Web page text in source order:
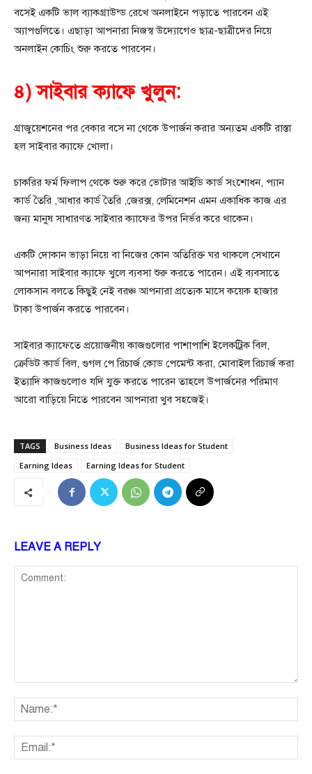
বসেই একটি ভাল ব্যাকগ্রাউন্ড রেখে অনলাইনে পড়াতে পারবেন এই
অ্যাপগুলিতে। এছাড়া আপনারা নিজস্ব উদ্যোগেও ছাত্র-ছাত্রীদের নিয়ে
অনলাইন কোচিং শুরু করতে পারবেন।
৪) সাইবার ক্যাফে খুলুন:
গ্রাজুয়েশনের পর বেকার বসে না থেকে উপার্জন করার অন্যতম একটি রাস্তা
হল সাইবার ক্যাফে খোলা।
চাকরির ফর্ম ফিলাপ থেকে শুরু করে ভোটার আইডি কার্ড সংশোধন, প্যান
কার্ড তৈরি ,আধার কার্ড তৈরি ,জেরক্স, লেমিনেশন এমন একাধিক কাজ এর
জন্য মানুষ সাধারণত সাইবার ক্যাফের উপর নির্ভর করে থাকেন।
একটি দোকান ভাড়া নিয়ে বা নিজের কোন অতিরিক্ত ঘর থাকলে সেখানে
আপনারা সাইবার ক্যাফে খুলে ব্যবসা শুরু করতে পারেন। এই ব্যবসাতে
লোকসান বলতে কিছুই নেই বরঞ্চ আপনারা প্রত্যেক মাসে কয়েক হাজার
টাকা উপার্জন করতে পারবেন।
সাইবার ক্যাফেতে প্রয়োজনীয় কাজগুলোর পাশাপাশি ইলেকট্রিক বিল,
ক্রেডিট কার্ড বিল, গুগল পে রিচার্জ কোড পেমেন্ট করা, মোবাইল রিচার্জ করা
ইত্যাদি কাজগুলোও যদি যুক্ত করতে পারেন তাহলে উপার্জনের পরিমাণ
আরো বাড়িয়ে নিতে পারবেন আপনারা খুব সহজেই।
TAGS Business Ideas
Business Ideas for Student
Earning Ideas
Earning Ideas for Student
LEAVE A REPLY